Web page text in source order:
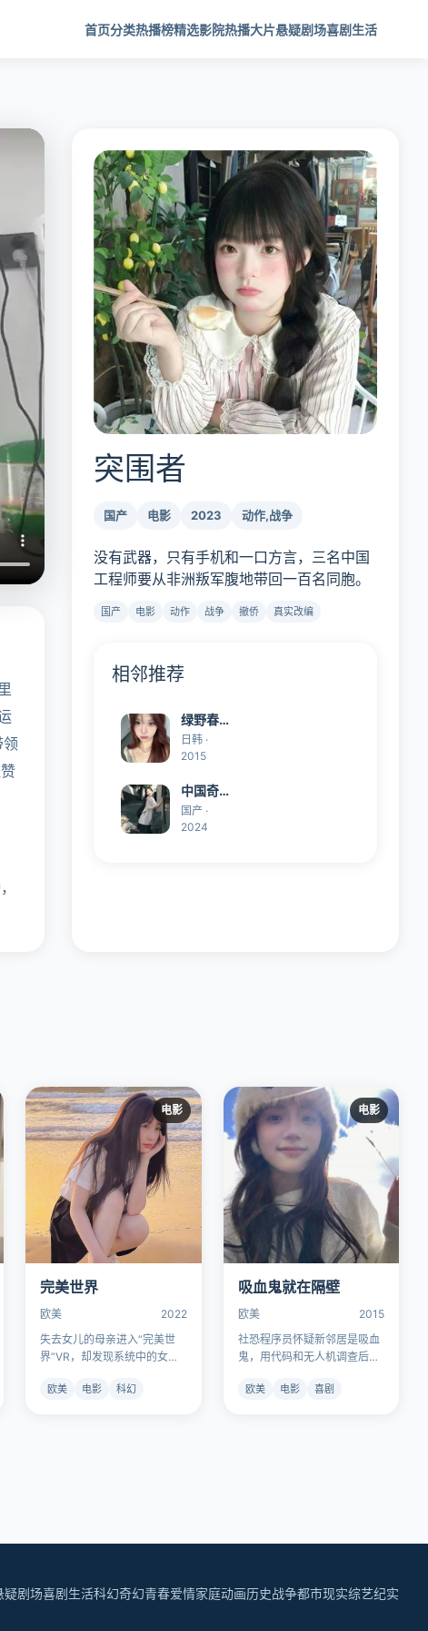
首页分类热播榜精选影院热播大片悬疑剧场喜剧生活
领
突围者
国产 电影 2023 动作,战争
没有武器，只有手机和一口方言，三名中国
工程师要从非洲叛军腹地带回一百名同胞。
国产 电影 动作 战争 撤侨 真实改编
相邻推荐
绿野春
浓
日韩 ·
2015
中国奇
谭
国产 ·
2024
电影
完美世界
欧美
2022
失去女儿的母亲进入“完美世
界”VR，却发现系统中的女儿
欧美 电影 科幻
电影
吸血鬼就在隔壁
欧美
2015
社恐程序员怀疑新邻居是吸血
鬼，用代码和无人机调查后，
血族”。
欧美 电影 喜剧
疑剧场喜剧生活科幻奇幻青春爱情家庭动画历史战争都市现实综艺纪实